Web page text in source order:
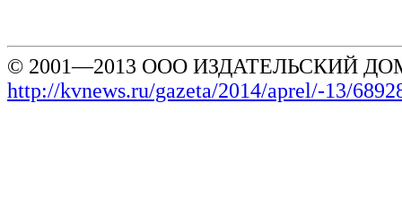
© 2001—2013 ООО ИЗДАТЕЛЬСКИЙ
http://kvnews.ru/gazeta/2014/aprel/-13/